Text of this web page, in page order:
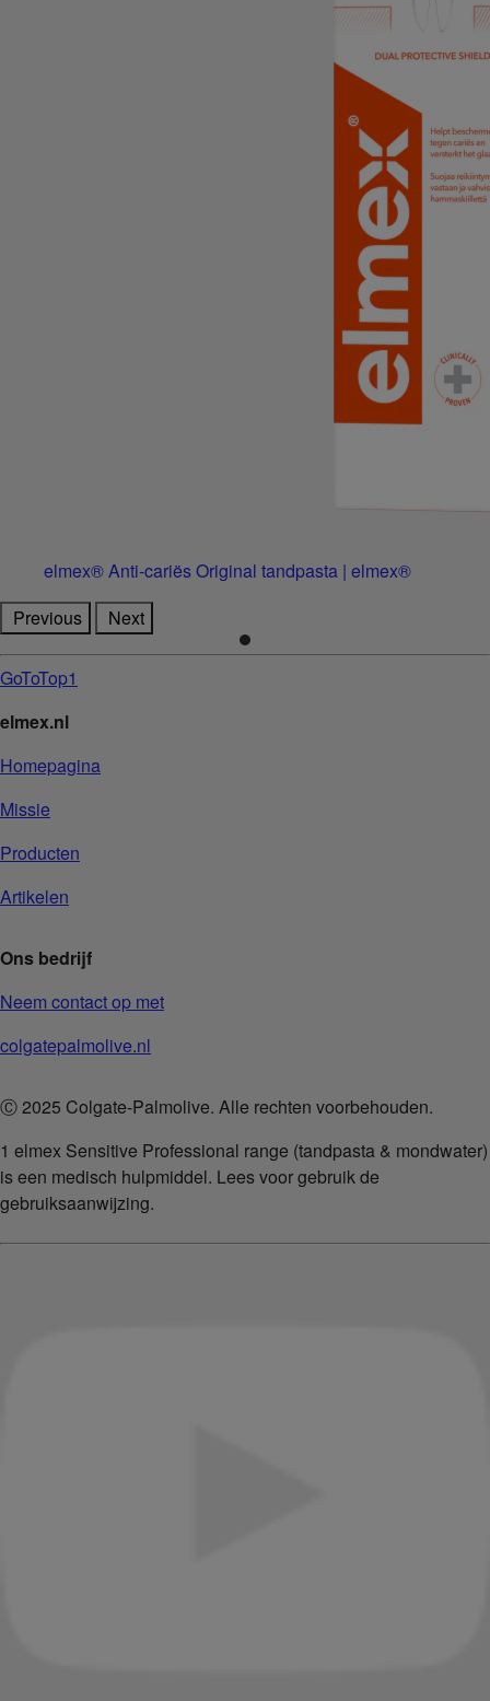
elmex® Anti-cariës Original tandpasta | elmex®
Previous
Next
GoToTop1
elmex.nl
Homepagina
Missie
Producten
Artikelen
Ons bedrijf
Neem contact op met
colgatepalmolive.nl
Ⓒ 2025 Colgate-Palmolive. Alle rechten voorbehouden.
1 elmex Sensitive Professional range (tandpasta & mondwater)
is een medisch hulpmiddel. Lees voor gebruik de
gebruiksaanwijzing.